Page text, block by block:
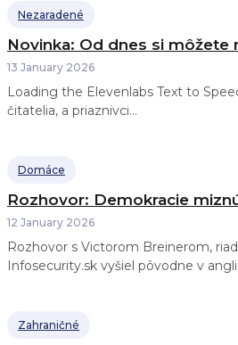
Nezaradené
Novinka: Od dnes si môžete
13 January 2026
Loading the Elevenlabs Text to
čitatelia, a priaznivci...
Domáce
Rozhovor: Demokracie
12 January 2026
Rozhovor s Victorom Breinerom,
Infosecurity.sk vyšiel pôvodne v
Zahraničné